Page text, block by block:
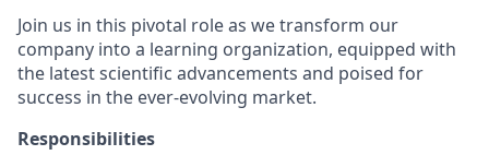
Join us in this pivotal role as we transform our
company into a learning organization, equipped with
the latest scientific advancements and poised for
success in the ever-evolving market.
Responsibilities